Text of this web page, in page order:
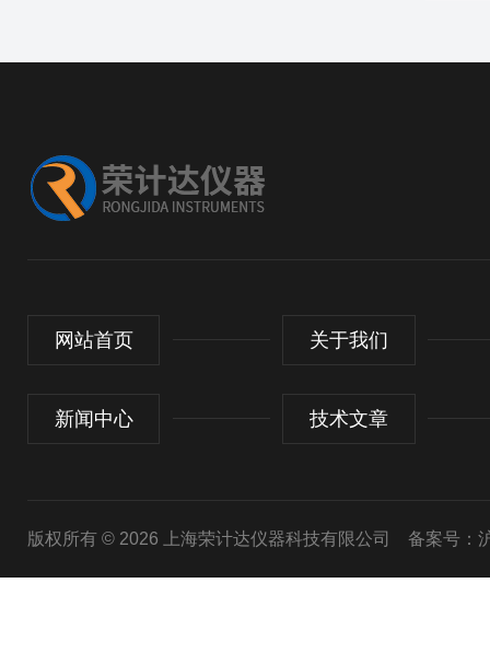
网站首页 关于我们
新闻中心 技术文章
版权所有 © 2026 上海荣计达仪器科技有限公司 备案号：